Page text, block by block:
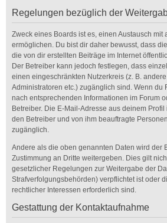
Regelungen bezüglich der
Zweck eines Boards ist es, einen Austausch mit
ermöglichen. Du bist dir daher bewusst, dass
die von dir erstellten Beiträge im Internet
Der Betreiber kann jedoch festlegen, dass
einen eingeschränkten Nutzerkreis (z. B.
Administratoren etc.) zugänglich sind. Wenn du
nach entsprechenden Informationen im Forum
Betreiber. Die E-Mail-Adresse aus deinem
den Betreiber und von ihm beauftragte
zugänglich.
Andere als die oben genannten Daten wird der
Zustimmung an Dritte weitergeben. Dies gilt
gesetzlicher Regelungen zur Weitergabe der
Strafverfolgungsbehörden) verpflichtet ist oder
rechtlicher Interessen erforderlich sind.
Gestattung der Kontaktaufnahme